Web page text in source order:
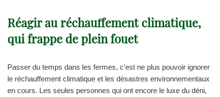
Réagir au réchauffement climatique,
qui frappe de plein fouet
Passer du temps dans les fermes, c’est ne plus pouvoir ignorer
le réchauffement climatique et les désastres environnementaux
en cours. Les seules personnes qui ont encore le luxe du déni,